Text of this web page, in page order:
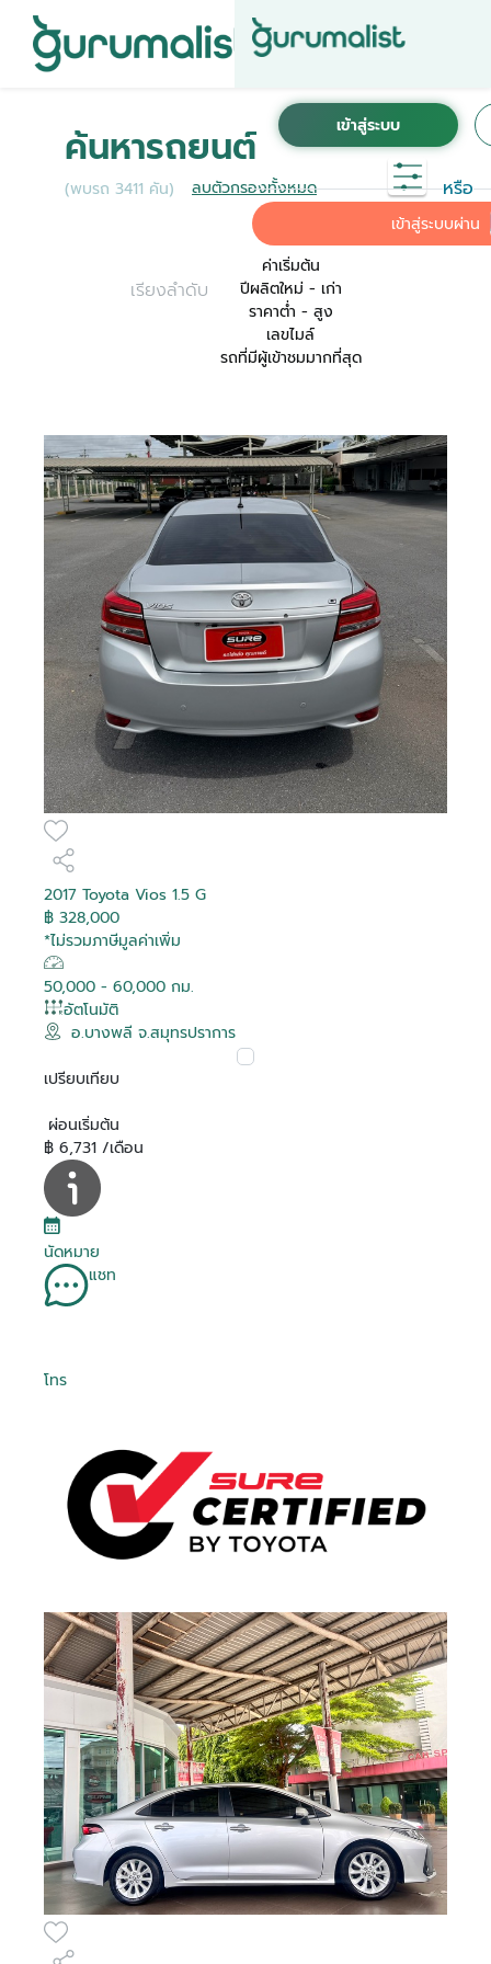
หรือ
เข้าสู่ระบบผ่าน
ค้นหารถยนต์
(พบรถ 3411 คัน) ลบตัวกรองทั้งหมด
เรียงลำดับ
ค่าเริ่มต้น
ปีผลิตใหม่ - เก่า
ราคาต่ำ - สูง
เลขไมล์
รถที่มีผู้เข้าชมมากที่สุด
2017 Toyota Vios 1.5 G
฿ 328,000
*ไม่รวมภาษีมูลค่าเพิ่ม
50,000 - 60,000 กม.
อัตโนมัติ
อ.บางพลี จ.สมุทรปราการ
เปรียบเทียบ
ผ่อนเริ่มต้น
฿ 6,731 /เดือน
นัดหมาย
แชท
โทร
เพื่อการใช้งานที่สะดวกที่สุด ระบบจะทำการเชื่อม
ต่อบัญชีการใช้งาน KINTO ของคุณเข้ากับ
Gurumalist